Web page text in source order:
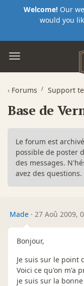
Welcome! Our
would you
‹ Forums Support
Base de
Le forum est
possible de poster
des messages.
avez des questions.
Made · 27 Aoû 2009,
Bonjour,
Je suis sur le point
Voici ce qu'on m'a
je suis sur la bonne